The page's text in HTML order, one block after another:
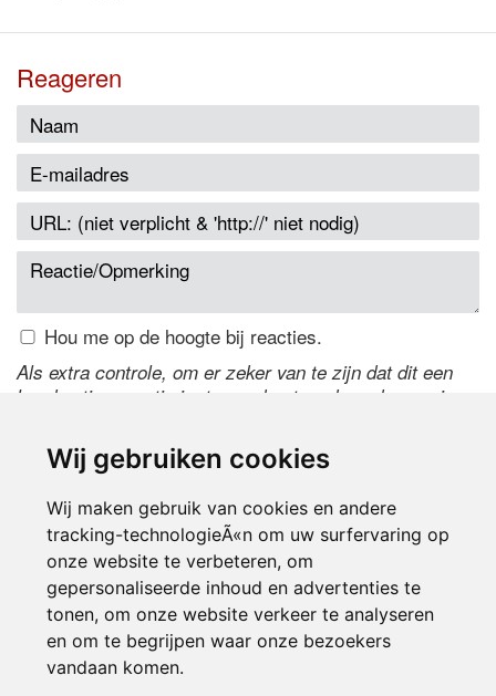
Wij gebruiken cookies
Wij maken gebruik van cookies en andere
tracking-technologieÃ«n om uw surfervaring op
onze website te verbeteren, om
gepersonaliseerde inhoud en advertenties te
tonen, om onze website verkeer te analyseren
en om te begrijpen waar onze bezoekers
vandaan komen.
Reageren
Hou me op de hoogte bij reacties.
Als extra controle, om er zeker van te zijn dat dit een
handmatige reactie is, typ onderstaande code over in
de code te wijzigen.